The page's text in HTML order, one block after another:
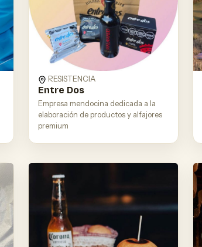
RESISTENCIA
Entre Dos
Empresa mendocina dedicada a la
elaboración de productos y alfajores
premium